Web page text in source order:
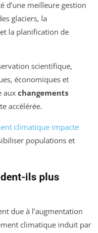
d’une meilleure gestion
glaciers, la
la planification de
scientifique,
économiques et
aux changements
accélérée.
climatique impacte
populations et
ils plus
due à l’augmentation
climatique induit par